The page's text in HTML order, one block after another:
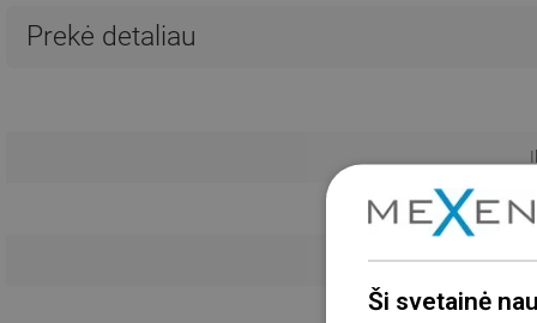
Prekė detaliau
Ši svetainė